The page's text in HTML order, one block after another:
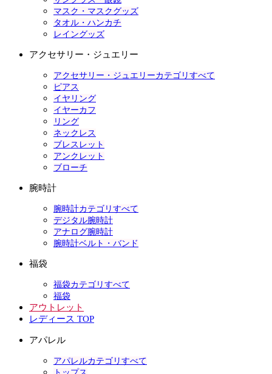
マスク・マスクグッズ
タオル・ハンカチ
レイングッズ
アクセサリー・ジュエリー
アクセサリー・ジュエリーカテゴリすべて
ピアス
イヤリング
イヤーカフ
リング
ネックレス
ブレスレット
アンクレット
ブローチ
腕時計
腕時計カテゴリすべて
デジタル腕時計
アナログ腕時計
腕時計ベルト・バンド
福袋
福袋カテゴリすべて
福袋
アウトレット
レディース TOP
アパレル
アパレルカテゴリすべて